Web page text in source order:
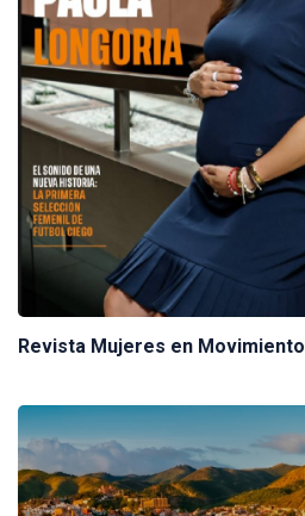
Revista Mujeres en Movimiento